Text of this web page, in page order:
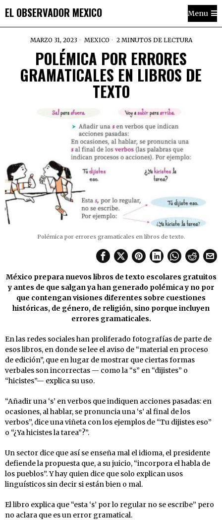
EL OBSERVADOR MEXICO Menu
MARZO 31, 2023 MEXICO 2 MINUTOS DE LECTURA
POLÉMICA POR ERRORES
GRAMATICALES EN LIBROS DE
TEXTO
Polémica por errores gramaticales en libros de texto.
México prepara nuevos libros de texto escolares gratuitos
y antes de que salgan ya han generado polémica y no por
que contengan visiones diferentes sobre cuestiones
históricas, de género, de religión, sino porque incluyen
errores gramaticales.
En las redes sociales han proliferado fotografías de parte de
esos libros, en donde se lee el aviso de “material en proceso
de edición”, que en lugar de mostrar que ciertas formas
verbales son incorrectas — como la “s” en “dijistes” o
“hicistes”— explica su uso.
“Añadir una ‘s’ en verbos que indiquen acciones pasadas: en
ocasiones, al hablar, se pronuncia una ‘s’ al final de los
verbos”, dice una viñeta con los ejemplos de “Tu dijistes eso”
o “¿Ya hicistes la tarea”?”.
Un sector dice que así se enseña mal el idioma, el presidente
defiende la propuesta que, a su juicio, “incorpora el habla de
los pueblos”. Y hay quien dice que solo explican usos
linguísticos sin decir si están bien o mal.
El libro explica que “esta ‘s’ por lo regular no se escribe” pero
no aclara que es un error gramatical.